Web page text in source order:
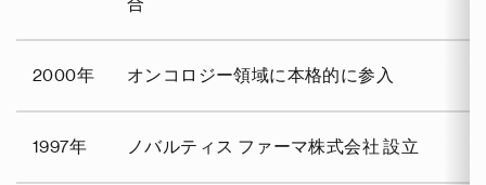
合
2000年 オンコロジー領域に本格的に参入
1997年 ノバルティス ファーマ株式会社 設立